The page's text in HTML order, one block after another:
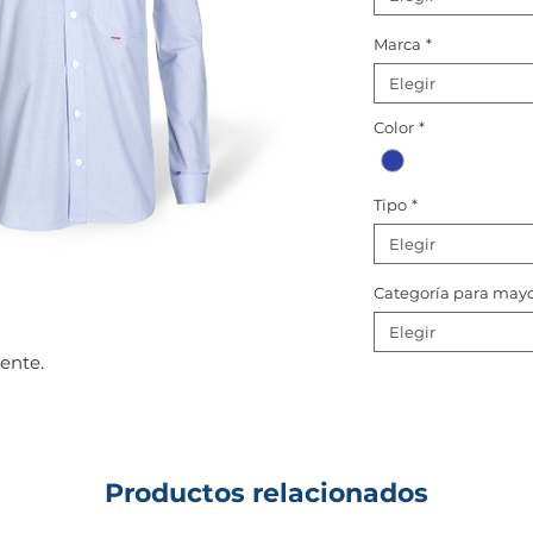
Marca *
Elegir
Color *
Tipo *
Elegir
Categoría para
Elegir
Productos relacionados